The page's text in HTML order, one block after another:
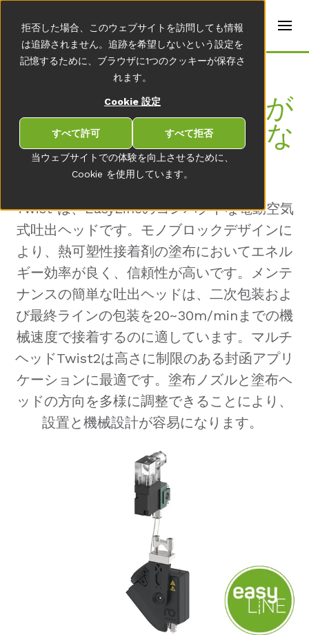
当ウェブサイトでの体験を向上させるために、
Cookie を使用しています。
拒否した場合、このウェブサイトを訪問しても情報
は追跡されません。追跡を希望しないという設定を
記憶するために、ブラウザに1つのクッキーが保存さ
れます。
Cookie 設定
すべて許可 すべて拒否
t
r
s
E
s
h
)
TWIST – ビード塗布が
簡単にできる実用的な
スプレーヘッド
Twist は、EasyLineのコンパクトな電動空気
式吐出ヘッドです。モノブロックデザインに
より、熱可塑性接着剤の塗布においてエネル
ギー効率が良く、信頼性が高いです。メンテ
ナンスの簡単な吐出ヘッドは、二次包装およ
び最終ラインの包装を20~30m/minまでの機
械速度で接着するのに適しています。マルチ
ヘッドTwist2は高さに制限のある封函アプリ
ケーションに最適です。塗布ノズルと塗布ヘ
ッドの方向を多様に調整できることにより、
設置と機械設計が容易になります。